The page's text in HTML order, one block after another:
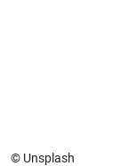
© Unsplash